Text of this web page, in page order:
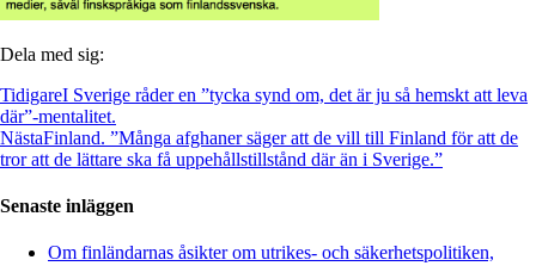
Dela med sig:
TidigareI Sverige råder en ”tycka synd om, det är ju så hemskt att leva
där”-mentalitet.
NästaFinland. ”Många afghaner säger att de vill till Finland för att de
tror att de lättare ska få uppehållstillstånd där än i Sverige.”
Senaste inläggen
Om finländarnas åsikter om utrikes- och säkerhetspolitiken,